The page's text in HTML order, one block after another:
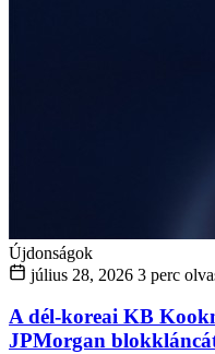
Újdonságok
július 28, 2026 3 perc
A dél-koreai KB
JPMorgan